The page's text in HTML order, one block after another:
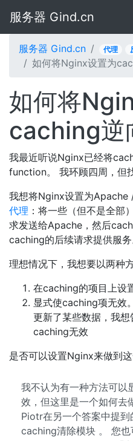
服务器 Gind.cn
服务器 Gind.cn 代理
如何将Nginx设置为
如何将
caching逆
我最近听说Nginx已经将
function。 我环顾四周，但
我想将Nginx设置为
代理 ：将一些（但不是全
求发送给Apache，然后
caching的后续请求提供服务
理想情况下，我想要以两种
在caching的项目上设
显式使caching项无效
更新了某些数据，我
caching无效
是否可以设置Nginx来做到
我不认为有一种方法可
效，但这里是一个如何去
Piotr在另一个答案中提
caching清除模块 。 您